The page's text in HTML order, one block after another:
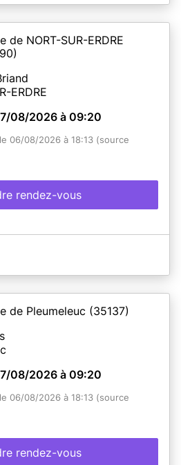
de NORT-SUR-ERDRE
ERDRE
08/2026 à 09:20
06/08/2026 à 18:13 (source
rendez-vous
de Pleumeleuc (35137)
08/2026 à 09:20
06/08/2026 à 18:13 (source
rendez-vous